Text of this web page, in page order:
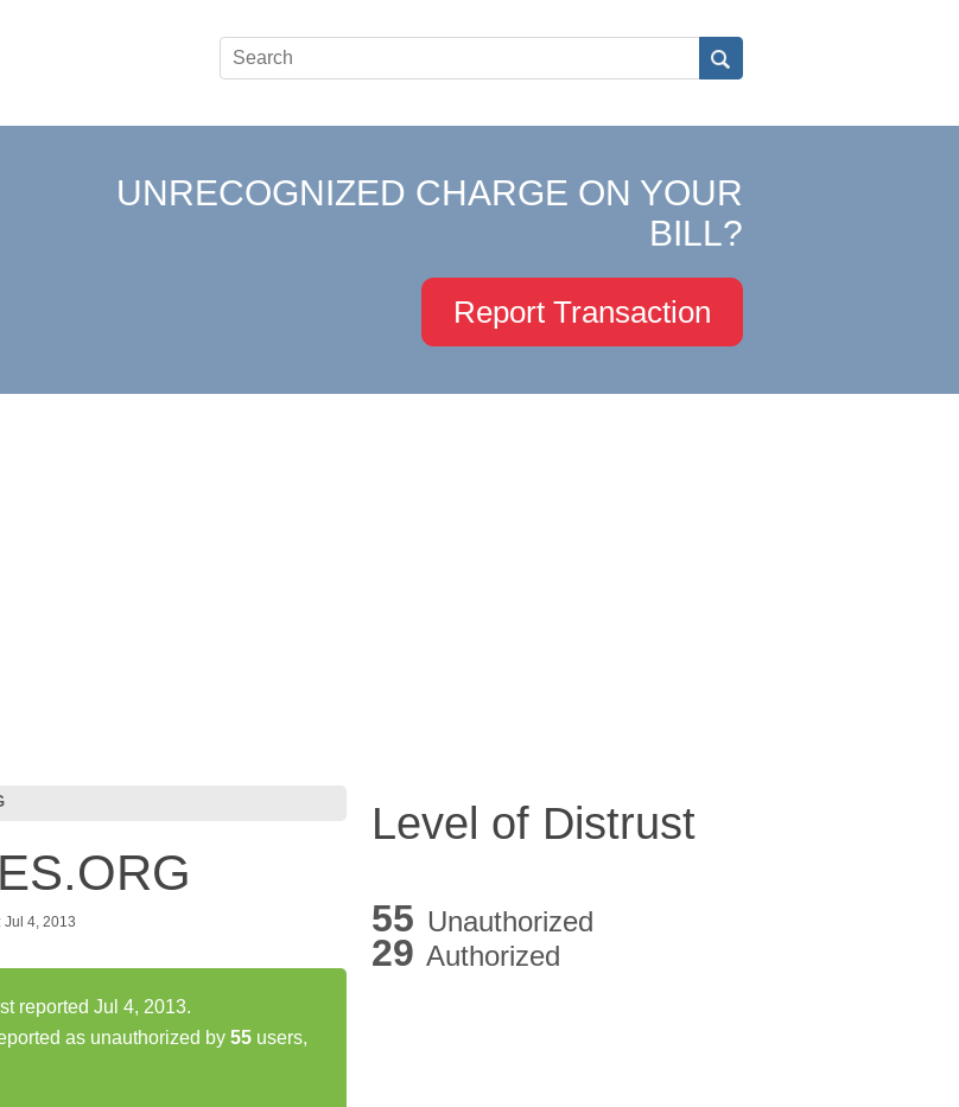
UNRECOGNIZED CHARGE ON YOUR
BILL?
Report Transaction
Jul 4, 2013
reported Jul 4, 2013.
as unauthorized by 55 users,
Level of Distrust
55 Unauthorized
29 Authorized